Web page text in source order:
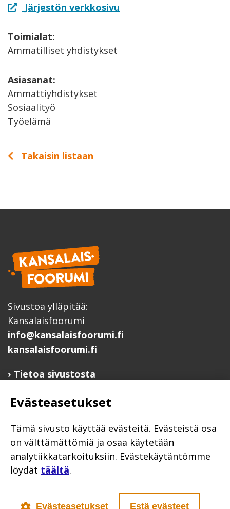
Järjestön verkkosivu
Toimialat:
Ammatilliset yhdistykset
Asiasanat:
Ammattiyhdistykset
Sosiaalityö
Työelämä
Takaisin listaan
Sivustoa ylläpitää:
Kansalaisfoorumi
info@kansalaisfoorumi.fi
kansalaisfoorumi.fi
Tietoa sivustosta
Ilmoita järjestösi järjestöhakemistoon
Järjestötietäjä-testi
Anna palautetta
Saavutettavuusseloste
Evästekäytännöt
Evästeasetukset
Tämä sivusto käyttää evästeitä. Evästeistä osa
on välttämättömiä ja osaa käytetään
analytiikkatarkoituksiin. Evästekäytäntömme
löydät täältä.
Evästeasetukset Estä evästeet